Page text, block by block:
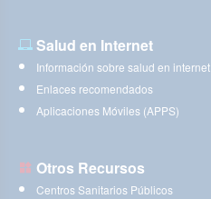
Salud en Internet
Información sobre salud en internet
Enlaces recomendados
Aplicaciones Móviles (APPS)
Otros Recursos
Centros Sanitarios Públicos